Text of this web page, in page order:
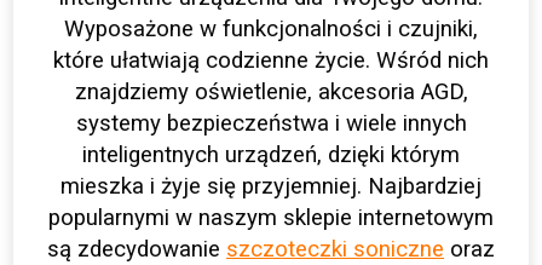
Wyposażone w funkcjonalności i czujniki,
które ułatwiają codzienne życie. Wśród nich
znajdziemy oświetlenie, akcesoria AGD,
systemy bezpieczeństwa i wiele innych
inteligentnych urządzeń, dzięki którym
mieszka i żyje się przyjemniej. Najbardziej
popularnymi w naszym sklepie internetowym
są zdecydowanie szczoteczki soniczne oraz